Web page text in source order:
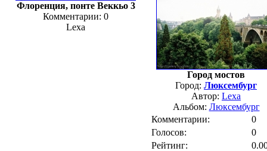
Флоренция, понте Веккьо 3
Комментарии: 0
Lexa
Город мостов
Город: Люксембург
Автор: Lexa
Альбом: Люксембург
Комментарии:
0
Голосов:
0
Рейтинг: